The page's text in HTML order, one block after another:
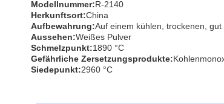
Modellnummer:R-2140
Herkunftsort:China
Aufbewahrung:Auf einem kühlen, trockenen,
Aussehen:Weißes Pulver
Schmelzpunkt:1890 °C
Gefährliche Zersetzungsprodukte:
Siedepunkt:2960 °C